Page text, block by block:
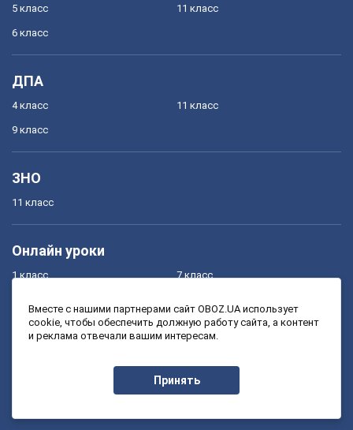
5 класс
6 класс
11 класс
ДПА
4 класс
9 класс
11 класс
ЗНО
11 класс
Онлайн уроки
1 класс
3 класс
7 класс
9 класс
Вместе с нашими партнерами сайт OBOZ.UA использует
cookie, чтобы обеспечить должную работу сайта, а контент
и реклама отвечали вашим интересам.
Принять